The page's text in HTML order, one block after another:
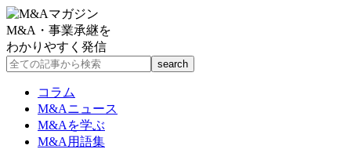
M&A・事業承継を
わかりやすく発信
コラム
M&Aニュース
M&Aを学ぶ
M&A用語集